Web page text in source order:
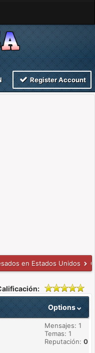
Register Account
en Estados Unidos
Options
Mensajes: 1
Temas: 1
Reputación: 0